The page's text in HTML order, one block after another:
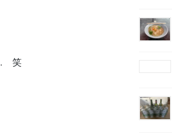
… 笑